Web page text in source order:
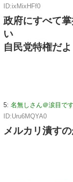
ID:ixMixHFf0
政府にすべて
い
自民党特権だよ
5: 名無しさん＠涙目で
ID:Uru6MQYA0
メルカリ潰す